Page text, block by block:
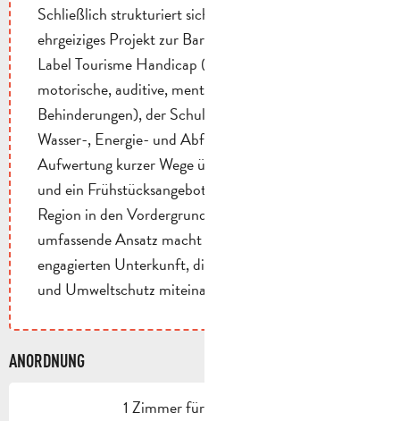
Schließlich strukturiert sich die Einrichtung um ein
ehrgeiziges Projekt zur Barrierefreiheit mit dem
Label Tourisme Handicap (Anpassungen für
motorische, auditive, mentale und visuelle
Behinderungen), der Schulung aller Mitarbeiter im
Wasser-, Energie- und Abfallmanagement und der
Aufwertung kurzer Wege über lokale Lieferanten
und ein Frühstücksangebot, das Produkte aus der
Region in den Vordergrund stellt. Dieser
umfassende Ansatz macht L'Occitan zu einer
engagierten Unterkunft, die Komfort für die Gäste
und Umweltschutz miteinander in Einklang bringt.
ANORDNUNG
1 Zimmer für Behinderte